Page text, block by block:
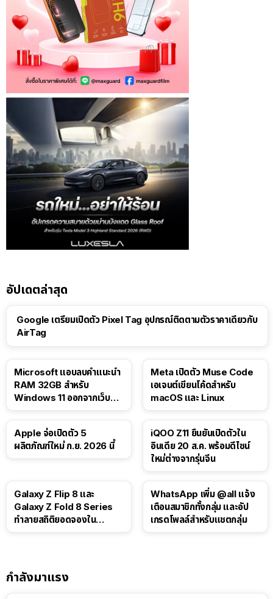
อัปเดตล่าสุด
Google เตรียมเปิดตัว Pixel Tag อุปกรณ์ติดตามตัวราคาเดียวกับ
AirTag
Microsoft แอบลบคำแนะนำ
RAM 32GB สำหรับ
Windows 11 ออกจากเว็บตัว
Meta เปิดตัว Muse Code
เอเจนต์เขียนโค้ดสำหรับ
macOS และ Linux
Apple จ่อเปิดตัว 5
ผลิตภัณฑ์ใหม่ ก.ย. 2026 นี้
iQOO Z11 ยืนยันเปิดตัวใน
อินเดีย 20 ส.ค. พร้อมดีไซน์
ใหม่ต่างจากรุ่นจีน
Galaxy Z Flip 8 และ
Galaxy Z Fold 8 Series
ทำลายสถิติยอดจองใน
WhatsApp เพิ่ม @all แจ้ง
เตือนสมาชิกทั้งกลุ่ม และอัป
เกรดโพลล์สำหรับแชตกลุ่ม
กำลังมาแรง